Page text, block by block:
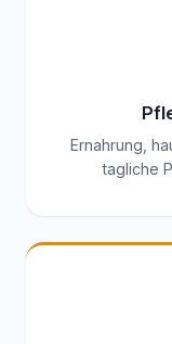
Ernahrung,
tagliche